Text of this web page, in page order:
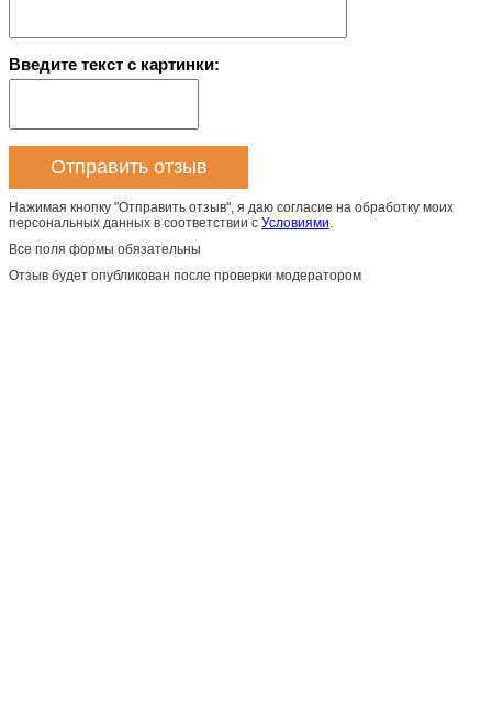
Введите текст с картинки:
Нажимая кнопку "Отправить отзыв", я даю согласие на обработку моих
персональных данных в соответствии с Условиями.
Все поля формы обязательны
Отзыв будет опубликован после проверки модератором